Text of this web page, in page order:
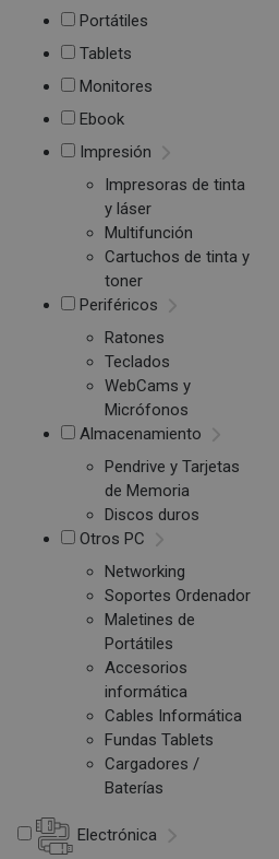
Portátiles
Tablets
Monitores
Ebook
Impresión
Impresoras de tinta
y láser
Multifunción
Cartuchos de tinta y
toner
Periféricos
Ratones
Teclados
WebCams y
Micrófonos
Almacenamiento
Pendrive y Tarjetas
de Memoria
Discos duros
Otros PC
Networking
Soportes Ordenador
Maletines de
Portátiles
Accesorios
informática
Cables Informática
Fundas Tablets
Cargadores /
Baterías
Electrónica